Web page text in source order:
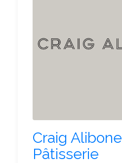
Craig Alibone
Pâtisserie